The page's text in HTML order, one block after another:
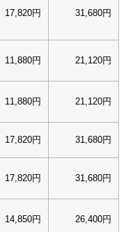
17,820円 31,680円
11,880円 21,120円
11,880円 21,120円
17,820円 31,680円
17,820円 31,680円
14,850円 26,400円